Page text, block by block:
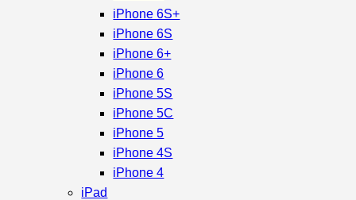
iPhone 6S+
iPhone 6S
iPhone 6+
iPhone 6
iPhone 5S
iPhone 5C
iPhone 5
iPhone 4S
iPhone 4
iPad